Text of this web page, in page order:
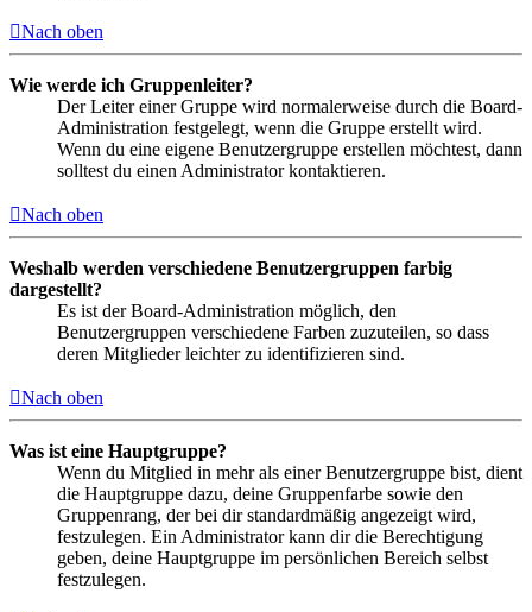
Nach oben
Wie werde ich Gruppenleiter?
Der Leiter einer Gruppe wird normalerweise durch die Board-
Administration festgelegt, wenn die Gruppe erstellt wird.
Wenn du eine eigene Benutzergruppe erstellen möchtest, dann
solltest du einen Administrator kontaktieren.
Nach oben
Weshalb werden verschiedene Benutzergruppen farbig
dargestellt?
Es ist der Board-Administration möglich, den
Benutzergruppen verschiedene Farben zuzuteilen, so dass
deren Mitglieder leichter zu identifizieren sind.
Nach oben
Was ist eine Hauptgruppe?
Wenn du Mitglied in mehr als einer Benutzergruppe bist, dient
die Hauptgruppe dazu, deine Gruppenfarbe sowie den
Gruppenrang, der bei dir standardmäßig angezeigt wird,
festzulegen. Ein Administrator kann dir die Berechtigung
geben, deine Hauptgruppe im persönlichen Bereich selbst
festzulegen.